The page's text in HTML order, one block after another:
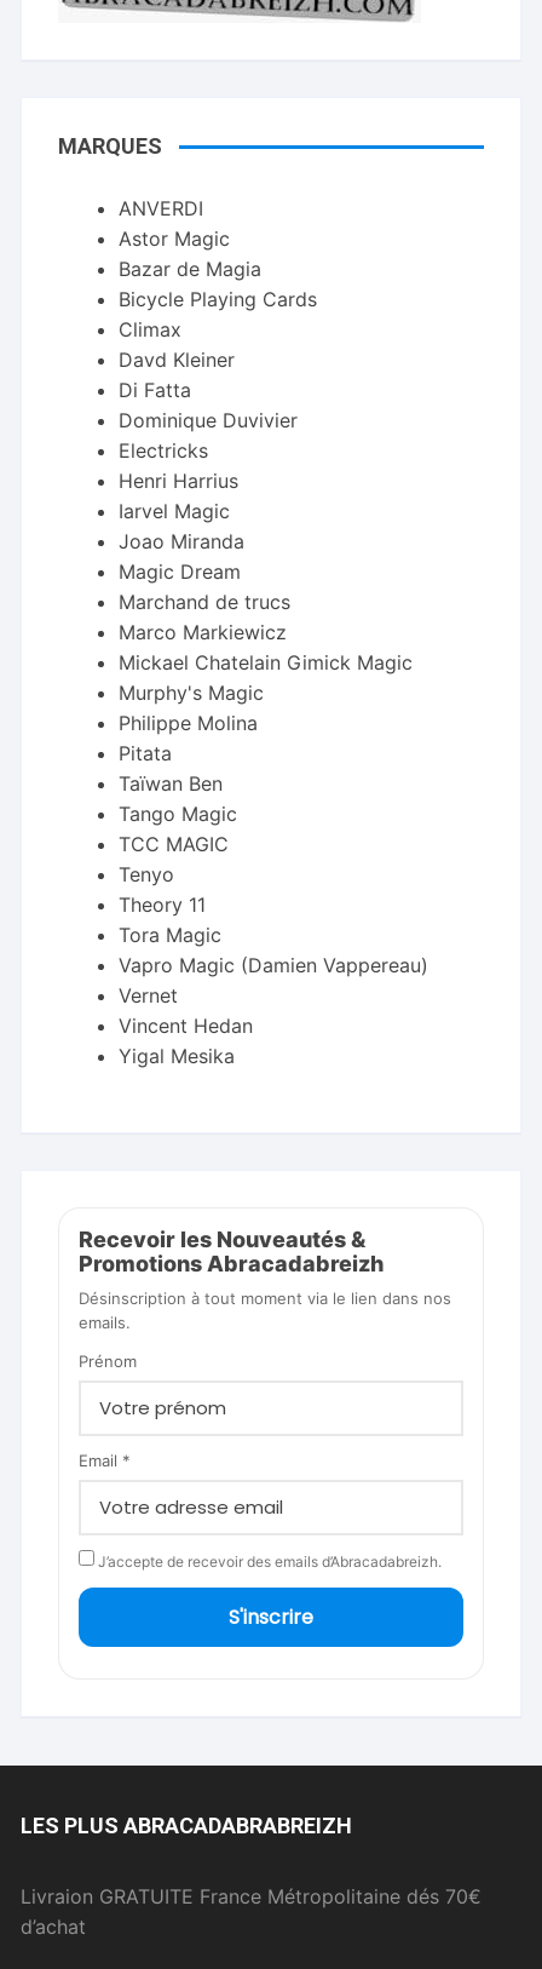
MARQUES
ANVERDI
Astor Magic
Bazar de Magia
Bicycle Playing Cards
Climax
Davd Kleiner
Di Fatta
Dominique Duvivier
Electricks
Henri Harrius
Iarvel Magic
Joao Miranda
Magic Dream
Marchand de trucs
Marco Markiewicz
Mickael Chatelain Gimick Magic
Murphy's Magic
Philippe Molina
Pitata
Taïwan Ben
Tango Magic
TCC MAGIC
Tenyo
Theory 11
Tora Magic
Vapro Magic (Damien Vappereau)
Vernet
Vincent Hedan
Yigal Mesika
Recevoir les Nouveautés &
Promotions Abracadabreizh
Désinscription à tout moment via le lien dans nos
emails.
Prénom
Email *
J’accepte de recevoir des emails d’Abracadabreizh.
S'inscrire
LES PLUS ABRACADABRABREIZH
Livraion GRATUITE France Métropolitaine dés 70€
d’achat